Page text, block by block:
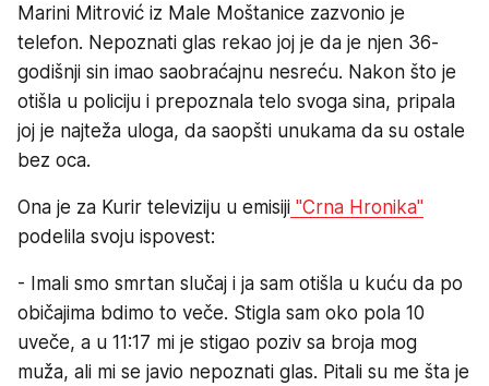
Marini Mitrović iz Male Moštanice zazvonio je
telefon. Nepoznati glas rekao joj je da je njen 36-
godišnji sin imao saobraćajnu nesreću. Nakon što je
otišla u policiju i prepoznala telo svoga sina, pripala
joj je najteža uloga, da saopšti unukama da su ostale
bez oca.
Ona je za Kurir televiziju u emisiji "Crna Hronika"
podelila svoju ispovest:
- Imali smo smrtan slučaj i ja sam otišla u kuću da po
običajima bdimo to veče. Stigla sam oko pola 10
uveče, a u 11:17 mi je stigao poziv sa broja mog
muža, ali mi se javio nepoznati glas. Pitali su me šta je